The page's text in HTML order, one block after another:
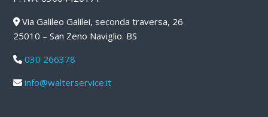
Via Galileo Galilei, seconda traversa, 26
25010 – San Zeno Naviglio. BS
030 266378
info@walterservice.it